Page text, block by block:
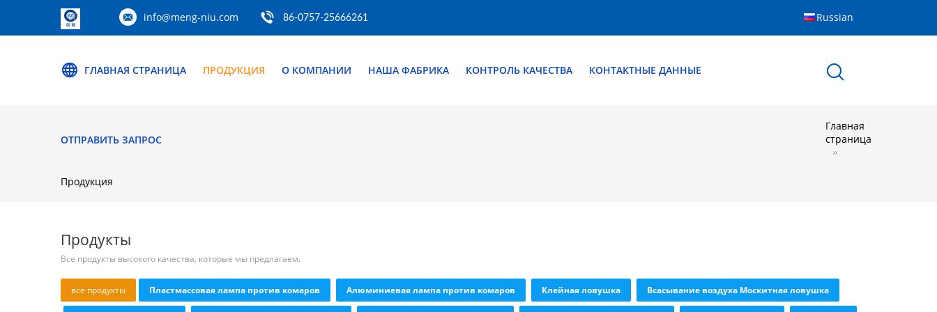
info@meng-niu.com 86-0757-25666261 Russian
ГЛАВНАЯ СТРАНИЦА ПРОДУКЦИЯ О КОМПАНИИ НАША ФАБРИКА КОНТРОЛЬ КАЧЕСТВА КОНТАКТНЫЕ ДАННЫЕ
ОТПРАВИТЬ ЗАПРОС
Главная
страница
Продукция
Продукты
Все продукты высокого качества, которые мы предлагаем.
все продукты Пластмассовая лампа против комаров Алюминиевая лампа против комаров Клейная ловушка Всасывание воздуха Москитная ловушка